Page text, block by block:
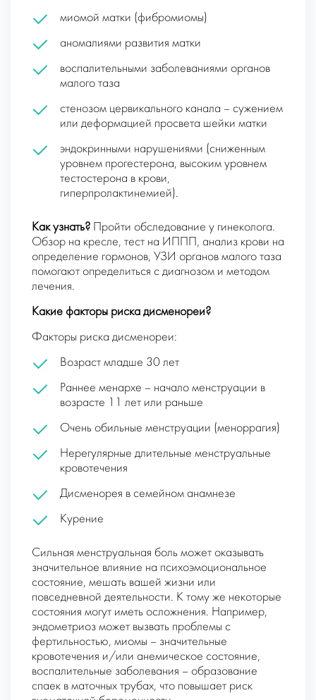
миомой матки (фибромиомы)
аномалиями развития матки
воспалительными заболеваниями органов
малого таза
стенозом цервикального канала – сужением
или деформацией просвета шейки матки
эндокринными нарушениями (сниженным
уровнем прогестерона, высоким уровнем
тестостерона в крови,
гиперпролактинемией).
Как узнать? Пройти обследование у гинеколога.
Обзор на кресле, тест на ИППП, анализ крови на
определение гормонов, УЗИ органов малого таза
помогают определиться с диагнозом и методом
лечения.
Какие факторы риска дисменореи?
Факторы риска дисменореи:
Возраст младше 30 лет
Раннее менархе – начало менструации в
возрасте 11 лет или раньше
Очень обильные менструации (меноррагия)
Нерегулярные длительные менструальные
кровотечения
Дисменорея в семейном анамнезе
Курение
Сильная менструальная боль может оказывать
значительное влияние на психоэмоциональное
состояние, мешать вашей жизни или
повседневной деятельности. К тому же некоторые
состояния могут иметь осложнения. Например,
эндометриоз может вызвать проблемы с
фертильностью, миомы – значительные
кровотечения и/или анемическое состояние,
воспалительные заболевания – образование
спаек в маточных трубах, что повышает риск